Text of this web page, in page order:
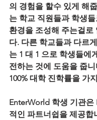
의 경험을 할수 있게 해
는 학교 직원들과 학생
환경을 조성해 주는걸로
다. 다른 학교들과 다르
는 1 대 1 으로 학생들에
전하는 것에 도움을 줍
100% 대학 진학률을 가
EnterWorld 학생 기관은
적인 파트너쉽을 제공합